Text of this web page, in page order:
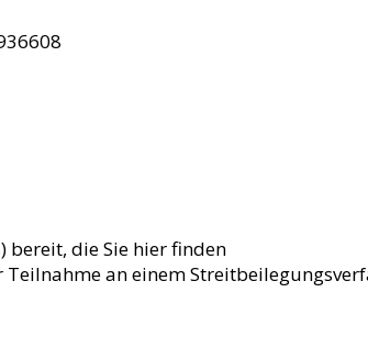
bereit, die Sie hier finden
an einem